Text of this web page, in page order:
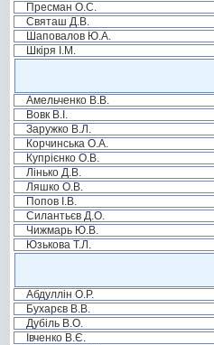
Пресман О.С.
Святаш Д.В.
Шаповалов Ю.А.
Шкіря І.М.
Амельченко В.В.
Вовк В.І.
Заружко В.Л.
Корчинська О.А.
Купрієнко О.В.
Лінько Д.В.
Ляшко О.В.
Попов І.В.
Силантьєв Д.О.
Чижмарь Ю.В.
Юзькова Т.Л.
Абдуллін О.Р.
Бухарєв В.В.
Дубіль В.О.
Івченко В.Є.